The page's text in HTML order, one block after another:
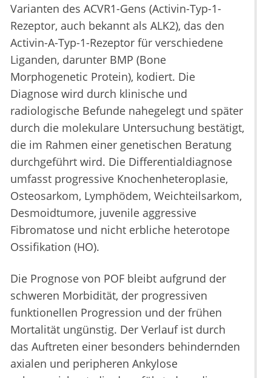
Varianten des ACVR1-Gens (Activin-Typ-1-
Rezeptor, auch bekannt als ALK2), das den
Activin-A-Typ-1-Rezeptor für verschiedene
Liganden, darunter BMP (Bone
Morphogenetic Protein), kodiert. Die
Diagnose wird durch klinische und
radiologische Befunde nahegelegt und später
durch die molekulare Untersuchung bestätigt,
die im Rahmen einer genetischen Beratung
durchgeführt wird. Die Differentialdiagnose
umfasst progressive Knochenheteroplasie,
Osteosarkom, Lymphödem, Weichteilsarkom,
Desmoidtumore, juvenile aggressive
Fibromatose und nicht erbliche heterotope
Ossifikation (HO).
Die Prognose von POF bleibt aufgrund der
schweren Morbidität, der progressiven
funktionellen Progression und der frühen
Mortalität ungünstig. Der Verlauf ist durch
das Auftreten einer besonders behindernden
axialen und peripheren Ankylose